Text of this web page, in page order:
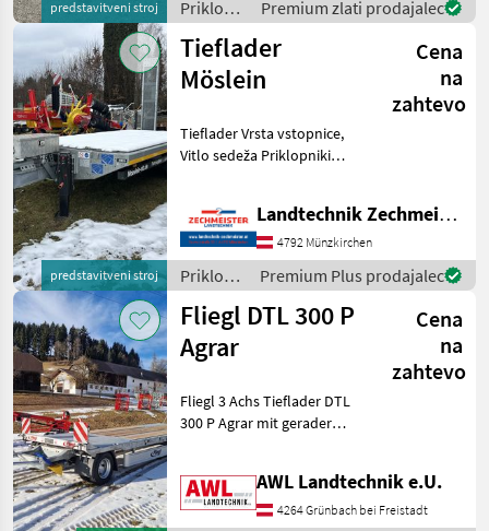
predstavitveni stroj
Priklopniki
/ Fliegl
Premium zlati prodajalec
predstavitveni stroj
Tieflader
Möslein
Cena
na
zahtevo
Tieflader Vrsta vstopnice,
Vitlo sedeža Priklopniki
Landtechnik Zechmeister GmbH & Co KG
4792 Münzkirchen
Priklopniki
/
Möslein
Premium Plus prodajalec
Fliegl DTL 300 P
Agrar
Cena
na
zahtevo
Fliegl 3 Achs Tieflader DTL
300 P Agrar mit gerader
Ausführung Priklopniki
Nizkopodni priklopnik
AWL Landtechnik e.U.
4264 Grünbach bei Freistadt